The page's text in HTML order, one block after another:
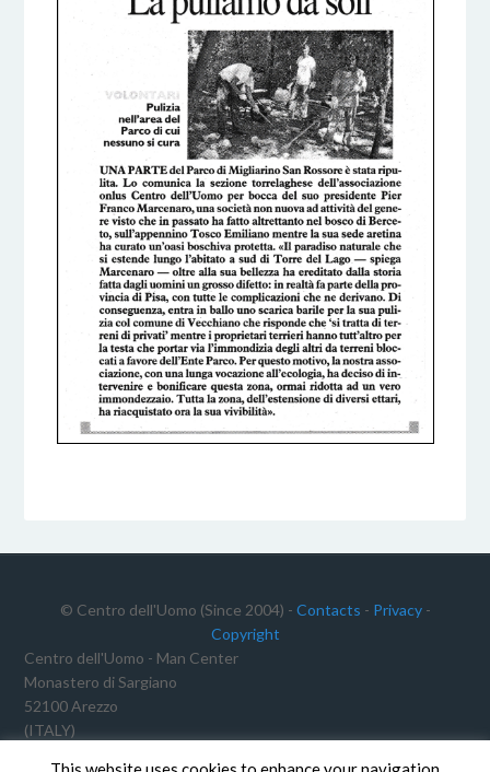
© Centro dell'Uomo (Since 2004) - Contacts - Privacy-
Copyright
Centro dell'Uomo - Man Center
Monastero di Sargiano
52100 Arezzo
(ITALY)